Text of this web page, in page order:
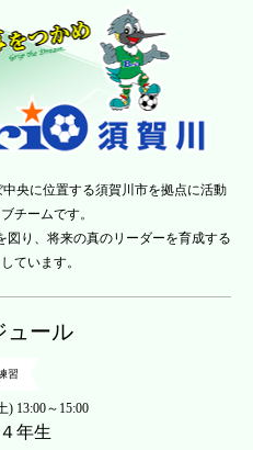
央に位置する須賀川市を拠点に活動
チームです。
り、将来の真のリーダーを育成する
しています。
ュール
習
) 13:00～15:00
年生